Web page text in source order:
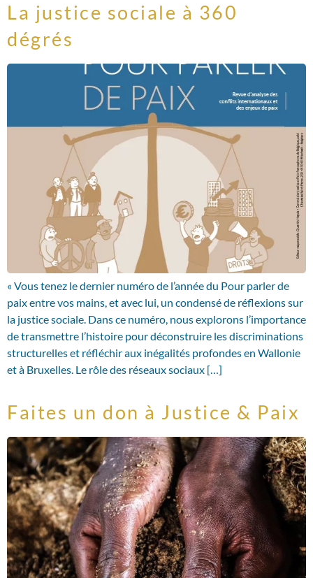
La justice sociale à 360
dégrés
« Vous tenez le dernier numéro de l’année du Pour parler de
paix entre vos mains, et avec lui, un condensé de réflexions sur
la justice sociale. Dans ce numéro, nous explorons l’importance
de transmettre l’histoire pour déconstruire les discriminations
structurelles et réfléchir aux inégalités profondes en Wallonie
et à Bruxelles. Le rôle des réseaux sociaux […]
Faites un don à Justice & Paix